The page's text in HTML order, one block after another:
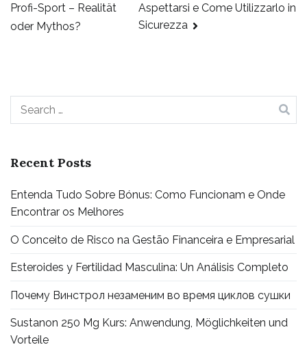
Profi-Sport – Realität
oder Mythos?
Aspettarsi e Come Utilizzarlo in
Sicurezza
Recent Posts
Entenda Tudo Sobre Bónus: Como Funcionam e Onde
Encontrar os Melhores
O Conceito de Risco na Gestão Financeira e Empresarial
Esteroides y Fertilidad Masculina: Un Análisis Completo
Почему Винстрол незаменим во время циклов сушки
Sustanon 250 Mg Kurs: Anwendung, Möglichkeiten und
Vorteile